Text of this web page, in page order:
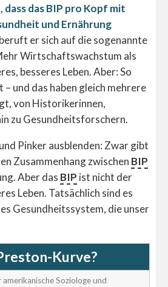
das BIP pro Kopf mit
und Ernährung
er sich auf die sogenannte
Wirtschaftswachstum als
besseres Leben. Aber: So
– und das haben gleich mehrere
von Historikerinnen,
zu Gesundheitsforschern.
Pinker ausblenden: Zwar gibt
Zusammenhang zwischen BIP
Aber das BIP ist nicht der
Leben. Tatsächlich sind es
Gesundheitssystem, die unser
Kurve?
Soziologe und